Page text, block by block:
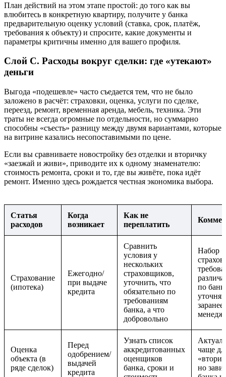
План действий на этом этапе простой: до того как вы
влюбитесь в конкретную квартиру, получите у банка
предварительную оценку условий (ставка, срок, платёж,
требования к объекту) и спросите, какие документы и
параметры критичны именно для вашего профиля.
Слой C. Расходы вокруг сделки: где «утекают»
деньги
Выгода «подешевле» часто съедается тем, что не было
заложено в расчёт: страховки, оценка, услуги по сделке,
переезд, ремонт, временная аренда, мебель, техника. Эти
траты не всегда огромные по отдельности, но суммарно
способны «съесть» разницу между двумя вариантами, которые
на витрине казались несопоставимыми по цене.
Если вы сравниваете новостройку без отделки и вторичку
«заезжай и живи», приводите их к одному знаменателю:
стоимость ремонта, сроки и то, где вы живёте, пока идёт
ремонт. Именно здесь рождается честная экономика выбора.
Статья
расходов
Когда
возникает
Как не
переплатить
Страхование
(ипотека)
Ежегодно/
при выдаче
кредита
Сравнить
условия у
нескольких
страховщиков,
уточнить, что
обязательно по
требованиям
банка, а что
добровольно
Набор
по
заранее
Оценка
объекта (в
ряде сделок)
Перед
одобрением/
выдачей
кредита
Узнать список
аккредитованных
оценщиков
банка, сроки и
чаще
но